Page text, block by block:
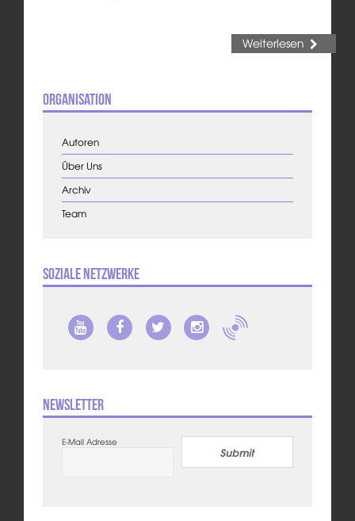
Weiterlesen
Organisation
Autoren
Über Uns
Archiv
Team
Soziale Netzwerke
Newsletter
E-Mail Adresse
Submit